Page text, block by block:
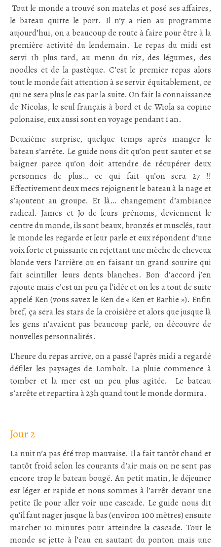
Tout le monde a trouvé son matelas et posé ses affaires,
le bateau quitte le port. Il n’y a rien au programme
aujourd’hui, on a beaucoup de route à faire pour être à la
première activité du lendemain. Le repas du midi est
servi 1h plus tard, au menu du riz, des légumes, des
noodles et de la pastèque. C’est le premier repas alors
tout le monde fait attention à se servir équitablement, ce
qui ne sera plus le cas par la suite. On fait la connaissance
de Nicolas, le seul français à bord et de Wiola sa copine
polonaise, eux aussi sont en voyage pendant 1 an.
Deuxième surprise, quelque temps après manger le
bateau s’arrête. Le guide nous dit qu’on peut sauter et se
baigner parce qu’on doit attendre de récupérer deux
personnes de plus… ce qui fait qu’on sera 27 !!
Effectivement deux mecs rejoignent le bateau à la nage et
s’ajoutent au groupe. Et là… changement d’ambiance
radical. James et Jo de leurs prénoms, deviennent le
centre du monde, ils sont beaux, bronzés et musclés, tout
le monde les regarde et leur parle et eux répondent d’une
voix forte et puissante en rejettant une mèche de cheveux
blonde vers l’arrière ou en faisant un grand sourire qui
fait scintiller leurs dents blanches. Bon d’accord j’en
rajoute mais c’est un peu ça l’idée et on les a tout de suite
appelé Ken (vous savez le Ken de « Ken et Barbie »). Enfin
bref, ça sera les stars de la croisière et alors que jusque là
les gens n’avaient pas beaucoup parlé, on découvre de
nouvelles personnalités.
L’heure du repas arrive, on a passé l’après midi a regardé
défiler les paysages de Lombok. La pluie commence à
tomber et la mer est un peu plus agitée. Le bateau
s’arrête et repartira à 23h quand tout le monde dormira.
Jour 2
La nuit n’a pas été trop mauvaise. Il a fait tantôt chaud et
tantôt froid selon les courants d’air mais on ne sent pas
encore trop le bateau bougé. Au petit matin, le déjeuner
est léger et rapide et nous sommes à l’arrêt devant une
petite île pour aller voir une cascade. Le guide nous dit
qu’il faut nager jusque là bas (environ 100 mètres) ensuite
marcher 10 minutes pour atteindre la cascade. Tout le
monde se jette à l’eau en sautant du ponton mais une